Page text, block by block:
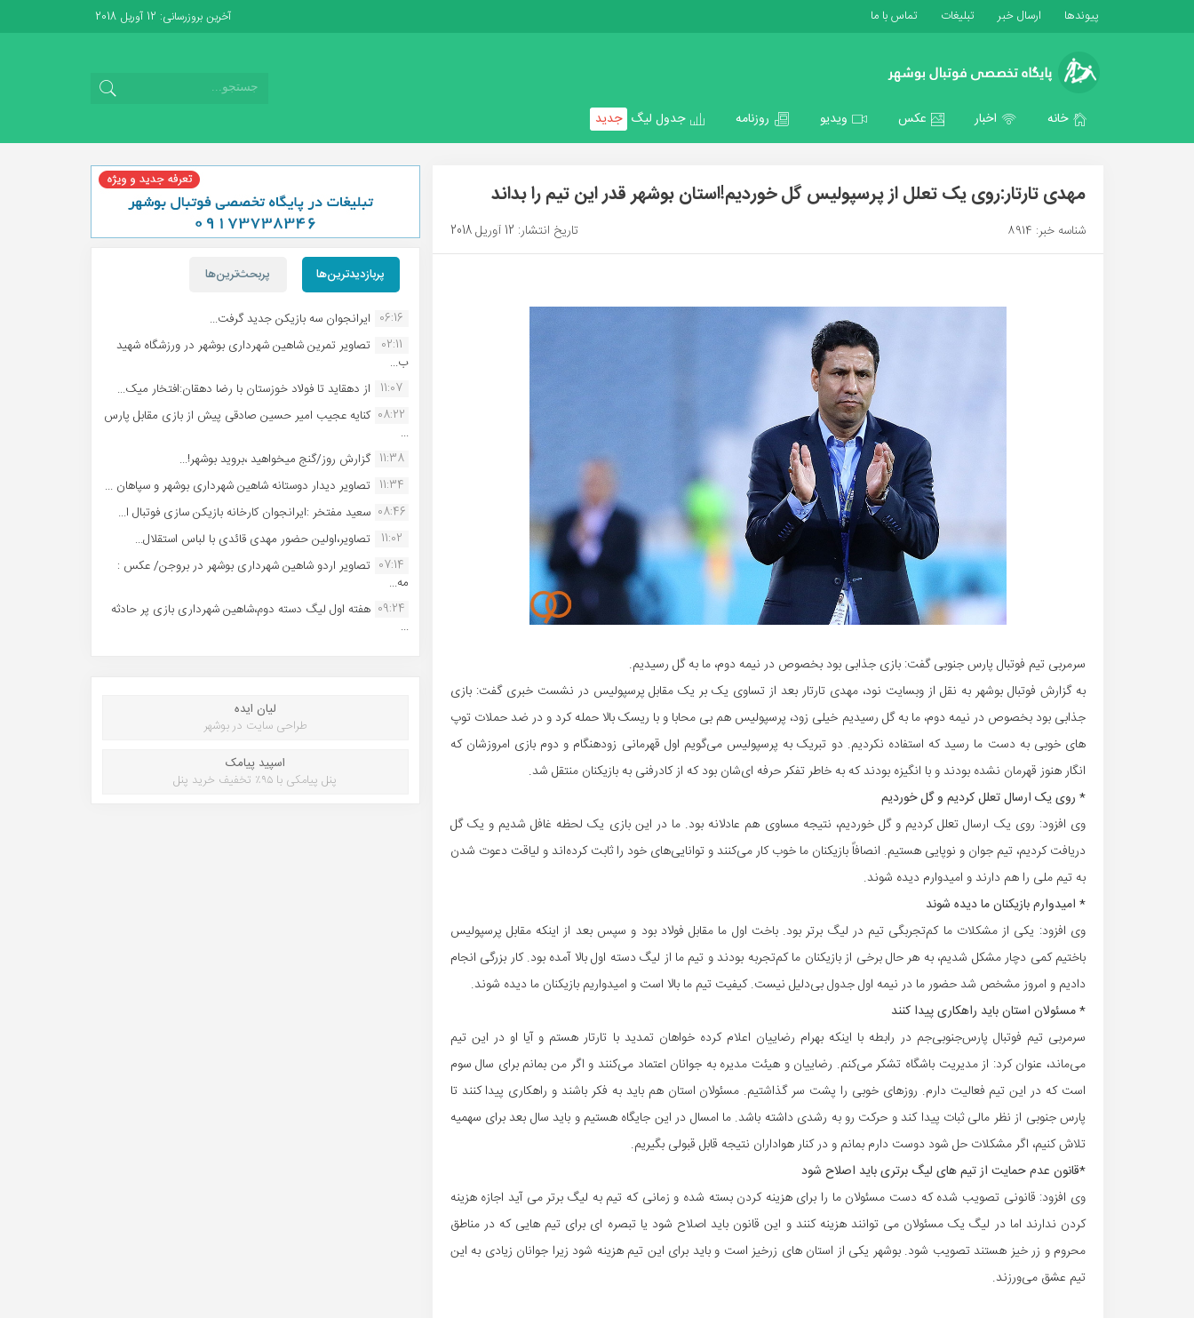
پیوندها ارسال خبر تبلیغات تماس با ما آخرین بروزرسانی: 12 آوریل 2018
خانه اخبار عکس ویدیو روزنامه جدول لیگ جدید
مهدی تارتار:روی یک تعلل از پرسپولیس گل خوردیم!استان بوشهر قدر این تیم را بداند
شناسه خبر: 8914 تاریخ انتشار: 12 آوریل 2018
سرمربی تیم فوتبال پارس جنوبی گفت: بازی جذابی بود بخصوص در نیمه دوم، ما به گل رسیدیم.
به گزارش فوتبال بوشهر به نقل از وبسایت نود، مهدی تارتار بعد از تساوی یک بر یک مقابل پرسپولیس در نشست خبری گفت: بازی
جذابی بود بخصوص در نیمه دوم، ما به گل رسیدیم خیلی زود، پرسپولیس هم بی محابا و با ریسک بالا حمله کرد و در ضد حملات توپ
های خوبی به دست ما رسید که استفاده نکردیم. دو تبریک به پرسپولیس می‌گویم اول قهرمانی زودهنگام و دوم بازی امروزشان که
انگار هنوز قهرمان نشده بودند و با انگیزه بودند که به خاطر تفکر حرفه ای‌شان بود که از کادرفنی به بازیکنان منتقل شد.
* روی یک ارسال تعلل کردیم و گل خوردیم
وی افزود: روی یک ارسال تعلل کردیم و گل خوردیم، نتیجه مساوی هم عادلانه بود. ما در این بازی یک لحظه غافل شدیم و یک گل
دریافت کردیم، تیم جوان و نوپایی هستیم. انصافاً بازیکنان ما خوب کار می‌کنند و توانایی‌های خود را ثابت کرده‌اند و لیاقت دعوت شدن
به تیم ملی را هم دارند و امیدوارم دیده شوند.
* امیدوارم بازیکنان ما دیده شوند
وی افزود: یکی از مشکلات ما کم‌تجربگی تیم در لیگ برتر بود. باخت اول ما مقابل فولاد بود و سپس بعد از اینکه مقابل پرسپولیس
باختیم کمی دچار مشکل شدیم، به هر حال برخی از بازیکنان ما کم‌تجربه بودند و تیم ما از لیگ دسته اول بالا آمده بود. کار بزرگی انجام
دادیم و امروز مشخص شد حضور ما در نیمه اول جدول بی‌دلیل نیست. کیفیت تیم ما بالا است و امیدواریم بازیکنان ما دیده شوند.
* مسئولان استان باید راهکاری پیدا کنند
سرمربی تیم فوتبال پارس‌جنوبی‌جم در رابطه با اینکه بهرام رضاییان اعلام کرده خواهان تمدید با تارتار هستم و آیا او در این تیم
می‌ماند، عنوان کرد: از مدیریت باشگاه تشکر می‌کنم. رضاییان و هیئت مدیره به جوانان اعتماد می‌کنند و اگر من بمانم برای سال سوم
است که در این تیم فعالیت دارم. روزهای خوبی را پشت سر گذاشتیم. مسئولان استان هم باید به فکر باشند و راهکاری پیدا کنند تا
پارس جنوبی از نظر مالی ثبات پیدا کند و حرکت رو به رشدی داشته باشد. ما امسال در این جایگاه هستیم و باید سال بعد برای سهمیه
تلاش کنیم، اگر مشکلات حل شود دوست دارم بمانم و در کنار هواداران نتیجه قابل قبولی بگیریم.
*قانون عدم حمایت از تیم های لیگ برتری باید اصلاح شود
وی افزود: قانونی تصویب شده که دست مسئولان ما را برای هزینه کردن بسته شده و زمانی که تیم به لیگ برتر می آید اجازه هزینه
کردن ندارند اما در لیگ یک مسئولان می توانند هزینه کنند و این قانون باید اصلاح شود یا تبصره ای برای تیم هایی که در مناطق
محروم و زر خیز هستند تصویب شود. بوشهر یکی از استان های زرخیز است و باید برای این تیم هزینه شود زیرا جوانان زیادی به این
تیم عشق می‌ورزند.
پربازدیدترین‌ها پربحث‌ترین‌ها
06:16 ایرانجوان سه بازیکن جدید گرفت...
02:11
تصاویر تمرین شاهین شهردارى بوشهر در ورزشگاه شهید
ب...
11:07 از دهقاید تا فولاد خوزستان با رضا دهقان:افتخار میک...
08:22 کنایه عجیب امیر حسین صادقی پیش از بازی مقابل پارس
...
11:38 گزارش روز/گنج میخواهید ،بروید بوشهر!...
11:34 تصاویر دیدار دوستانه شاهین شهردارى بوشهر و سپاهان ...
08:46 سعید مفتخر :ایرانجوان کارخانه بازیکن سازی فوتبال ا...
11:02
تصاویر،اولین حضور مهدی قائدی با لباس استقلال...
07:14 تصاویر اردو شاهین شهرداری بوشهر در بروجن/ عکس :
مه...
09:24 هفته اول لیگ دسته دوم،شاهین شهرداری بازی پر حادثه
...
لیان ایده
طراحی سایت در بوشهر
اسپید پیامک
پنل پیامکی با ۹۵٪ تخفیف خرید پنل